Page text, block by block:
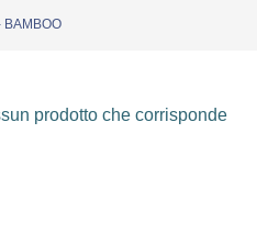
BAMBOO
prodotto che corrisponde